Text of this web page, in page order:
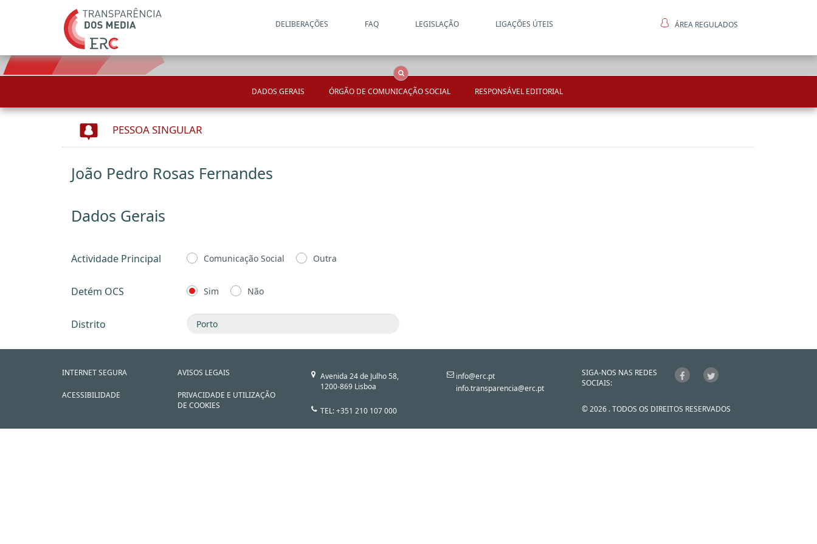
DELIBERAÇÕES FAQ LEGISLAÇÃO LIGAÇÕES ÚTEIS ÁREA REGULADOS
DADOS GERAIS ÓRGÃO DE COMUNICAÇÃO SOCIAL RESPONSÁVEL EDITORIAL
PESSOA SINGULAR
João Pedro Rosas Fernandes
Dados Gerais
Actividade Principal Comunicação Social Outra
Detém OCS Sim Não
Distrito
INTERNET SEGURA
ACESSIBILIDADE
AVISOS LEGAIS
PRIVACIDADE E UTILIZAÇÃO
DE COOKIES
Avenida 24 de Julho 58,
1200-869 Lisboa
TEL: +351 210 107 000
info@erc.pt
info.transparencia@erc.pt
SIGA-NOS NAS REDES
SOCIAIS:
© 2026 . TODOS OS DIREITOS RESERVADOS